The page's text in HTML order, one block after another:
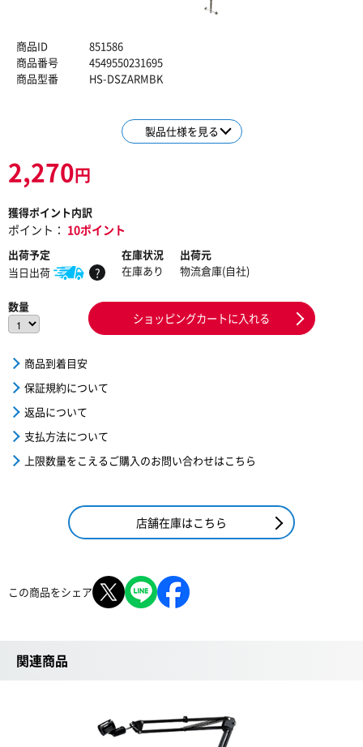
商品ID
851586
商品番号
4549550231695
商品型番
HS-DSZARMBK
製品仕様を見る
2,270円
獲得ポイント内訳
ポイント： 10ポイント
出荷予定
当日出荷
?
在庫状況
在庫あり
出荷元
物流倉庫(自社)
数量
ショッピングカートに入れる
商品到着目安
保証規約について
返品について
支払方法について
上限数量をこえるご購入のお問い合わせはこちら
店舗在庫はこちら
この商品をシェア
関連商品